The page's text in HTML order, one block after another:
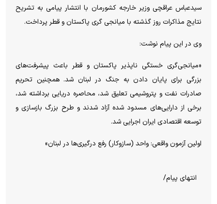
سیدعباس عراقچی وزیر خارجه کشورمان با انتشار پیامی به تشریح
نتایج مذاکرات روز گذشته با میانجی گری پاکستان و قطر پرداخت.
وی در این پیام نوشت:
«میانجی‌گری خستگی ناپذیر پاکستان و قطر باعث پیشرفت‌های
بزرگی برای پایان دادن به جنگ در لبنان شد. همچنین تحریم
صادرات نفت و پتروشیمی تعلیق شد، محاصره دریایی برداشته شد،
برخی از دارایی‌های مسدود شده آزاد شدند و طرح بزرگ بازسازی و
توسعه اقتصادی ایران اجرایی شد.
اولین آزمون واقعی: واحد (سازوکار) رفع درگیری‌ها در لبنان»
انتهای پیام/